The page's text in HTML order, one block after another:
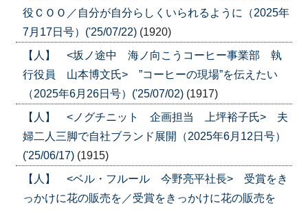
役ＣＯＯ／自分が自分らしくいられるように（2025年
7月17日号）('25/07/22) (1920)
【人】 <坂ノ途中 海ノ向こうコーヒー事業部 執
行役員 山本博文氏> ”コーヒーの現場”を伝えたい
（2025年6月26日号）('25/07/02) (1917)
【人】 <ノグチニット 企画担当 上坪裕子氏> 夫
婦二人三脚で自社ブランド展開（2025年6月12日号）
('25/06/17) (1915)
【人】 <ベル・フルール 今野亮平社長> 受賞をき
っかけに花の販売を／受賞をきっかけに花の販売を